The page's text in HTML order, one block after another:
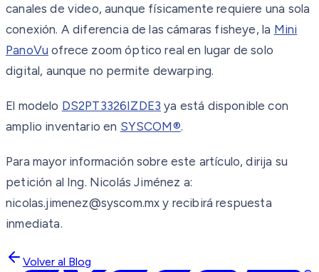
canales de video, aunque físicamente requiere una sola
conexión. A diferencia de las cámaras fisheye, la Mini
PanoVu ofrece zoom óptico real en lugar de solo
digital, aunque no permite dewarping.
El modelo DS2PT3326IZDE3 ya está disponible con
amplio inventario en SYSCOM®.
Para mayor información sobre este artículo, dirija su
petición al Ing. Nicolás Jiménez a:
nicolas.jimenez@syscom.mx y recibirá respuesta
inmediata.
Volver al Blog